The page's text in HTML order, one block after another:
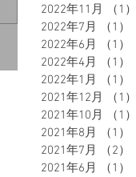
2022年11月
（1）
2022年7月
（1）
2022年6月
（1）
2022年4月
（1）
2022年1月
（1）
2021年12月
（1）
2021年10月
（1）
2021年8月
（1）
2021年7月
（2）
2021年6月
（1）